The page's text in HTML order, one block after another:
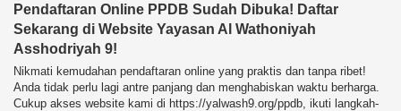
Pendaftaran Online PPDB Sudah Dibuka! Daftar
Sekarang di Website Yayasan Al Wathoniyah
Asshodriyah 9!
Nikmati kemudahan pendaftaran online yang praktis dan tanpa ribet!
Anda tidak perlu lagi antre panjang dan menghabiskan waktu berharga.
Cukup akses website kami di https://yalwash9.org/ppdb, ikuti langkah-